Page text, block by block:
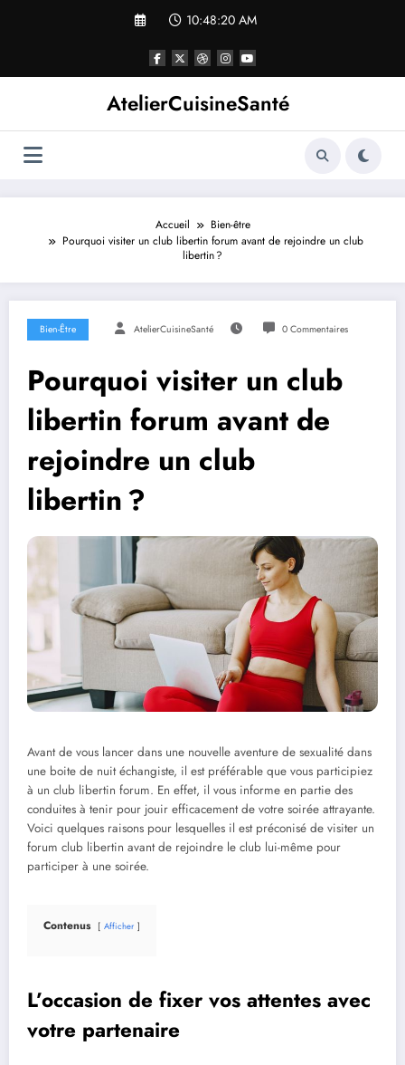
10:48:21 AM
AtelierCuisineSanté
Accueil
Bien-être
Pourquoi visiter un club libertin forum avant de rejoindre un club
libertin ?
Bien-Être AtelierCuisineSanté 0 Commentaires
Pourquoi visiter un club
libertin forum avant de
rejoindre un club
libertin ?
Avant de vous lancer dans une nouvelle aventure de sexualité dans
une boite de nuit échangiste, il est préférable que vous participiez
à un club libertin forum. En effet, il vous informe en partie des
conduites à tenir pour jouir efficacement de votre soirée attrayante.
Voici quelques raisons pour lesquelles il est préconisé de visiter un
forum club libertin avant de rejoindre le club lui-même pour
participer à une soirée.
Contenus Afficher
L’occasion de fixer vos attentes avec
votre partenaire